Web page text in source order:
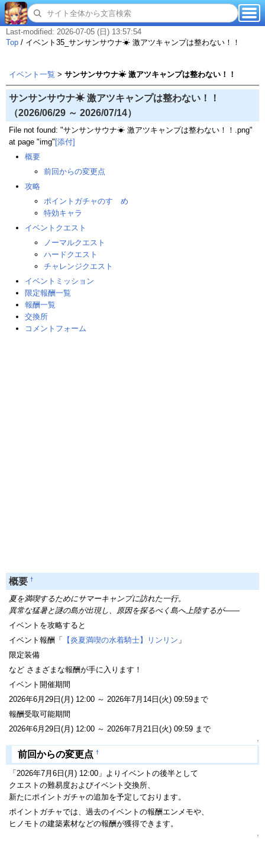
Last-modified: 2026-07-05 (日) 13:57:54
Top / イベント35_サンサンサウナ☀ 激アツキャンプは整わない！！
イベント一覧 > サンサンサウナ☀ 激アツキャンプは整わない！！
サンサンサウナ☀ 激アツキャンプは整わない！！
（2026/06/29 ～ 2026/07/14）
File not found: "サンサンサウナ☀ 激アツキャンプは整わない！！.png"
at page "img" [添付]
概要
前回からの変更点
攻略
ポイントガチャのすゝめ
特効キャラ
イベントクエスト
ノーマルクエスト
ハードクエスト
チャレンジクエスト
イベントミッション
限定報酬一覧
報酬一覧
交換所
コメントフォーム
概要 †
夏を満喫するためにサマーキャンプに訪れた一行。
異常な猛暑と謎の島が出現し、原因を探るべく島へ上陸するが――
イベントを攻略すると
イベント報酬「 【炎夏満喫の水着騎士】リンリン 」
限定装備
など さまざまな報酬が手に入ります！
イベント開催期間
2026年6月29日(月) 12:00 ～ 2026年7月14日(火) 09:59まで
報酬受取可能期間
2026年6月29日(月) 12:00 ～ 2026年7月21日(火) 09:59 まで
↑
前回からの変更点 †
「2026年7月6日(月) 12:00」よりイベントの後半として
クエストの難易度およびイベント交換所、
新たにポイントガチャの追加を予定しております。
ポイントガチャでは、過去のイベントの報酬エンメモや、
ヒノモトの建築素材などの報酬が獲得できます。
↑